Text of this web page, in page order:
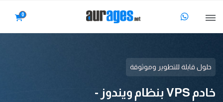
0
خادم VPS بنظام ويندوز -
حلول قابلة للتطوير وموثوقة